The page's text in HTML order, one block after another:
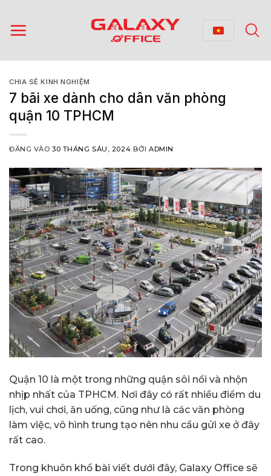
qua
nội
CHIA SẺ KINH NGHIỆM
7 bãi xe dành cho dân văn phòng
quận 10 TPHCM
ĐĂNG VÀO30 THÁNG SÁU, 2024 BỞI ADMIN
Quận 10 là một trong những quận sôi nổi và nhộn
nhịp nhất của TPHCM. Nơi đây có rất nhiều điểm du
lịch, vui chơi, ăn uống, cũng như là các văn phòng
làm việc, vô hình trung tạo nên nhu cầu gửi xe ở đây
rất cao.
Trong khuôn khổ bài viết dưới đây, Galaxy Office sẽ